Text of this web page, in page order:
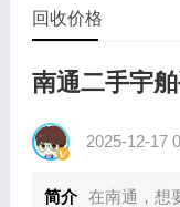
回收价格
南通二手宇
2025-12-17
简介 在南通，想